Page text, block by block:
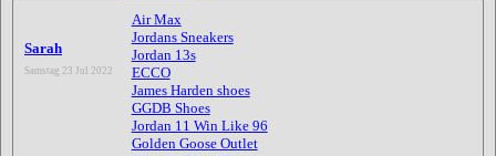
Sarah
Samstag 23 Jul 2022
Air Max
Jordans Sneakers
Jordan 13s
ECCO
James Harden shoes
GGDB Shoes
Jordan 11 Win Like 96
Golden Goose Outlet